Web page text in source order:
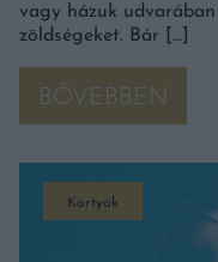
vagy házuk
zöldségeket. Bár […]
BŐVEBBEN
Kortyok